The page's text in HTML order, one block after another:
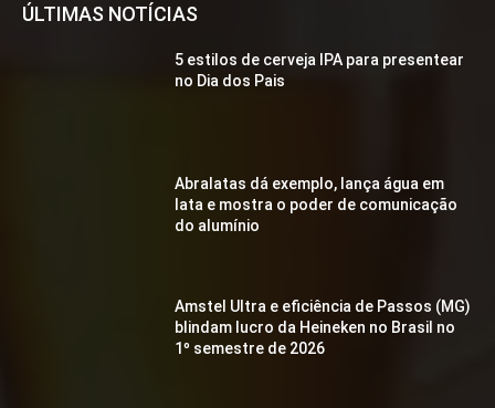
ÚLTIMAS NOTÍCIAS
5 estilos de cerveja IPA para presentear
no Dia dos Pais
Abralatas dá exemplo, lança água em
lata e mostra o poder de comunicação
do alumínio
Amstel Ultra e eficiência de Passos (MG)
blindam lucro da Heineken no Brasil no
1º semestre de 2026